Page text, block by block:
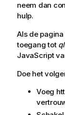
neem dan
hulp.
Als de
toegang tot
JavaScript
Doe het
Voeg